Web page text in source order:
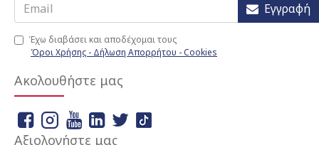
Εγγραφή
Έχω διαβάσει και αποδέχομαι τους
Όροι Χρήσης - Δήλωση Απορρήτου - Cookies
Ακολουθήστε μας
Αξιολογήστε μας